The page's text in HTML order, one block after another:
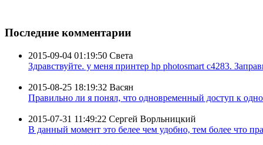
Последние комментарии
2015-09-04 01:19:50 Света
Здравствуйте. у меня принтер hp photosmart c4283.
2015-08-25 18:19:32 Васян
Правильно ли я понял, что одновременный доступ к
2015-07-31 11:49:22 Сергей Ворльницкий
В данный момент это белее чем удобно, тем более что